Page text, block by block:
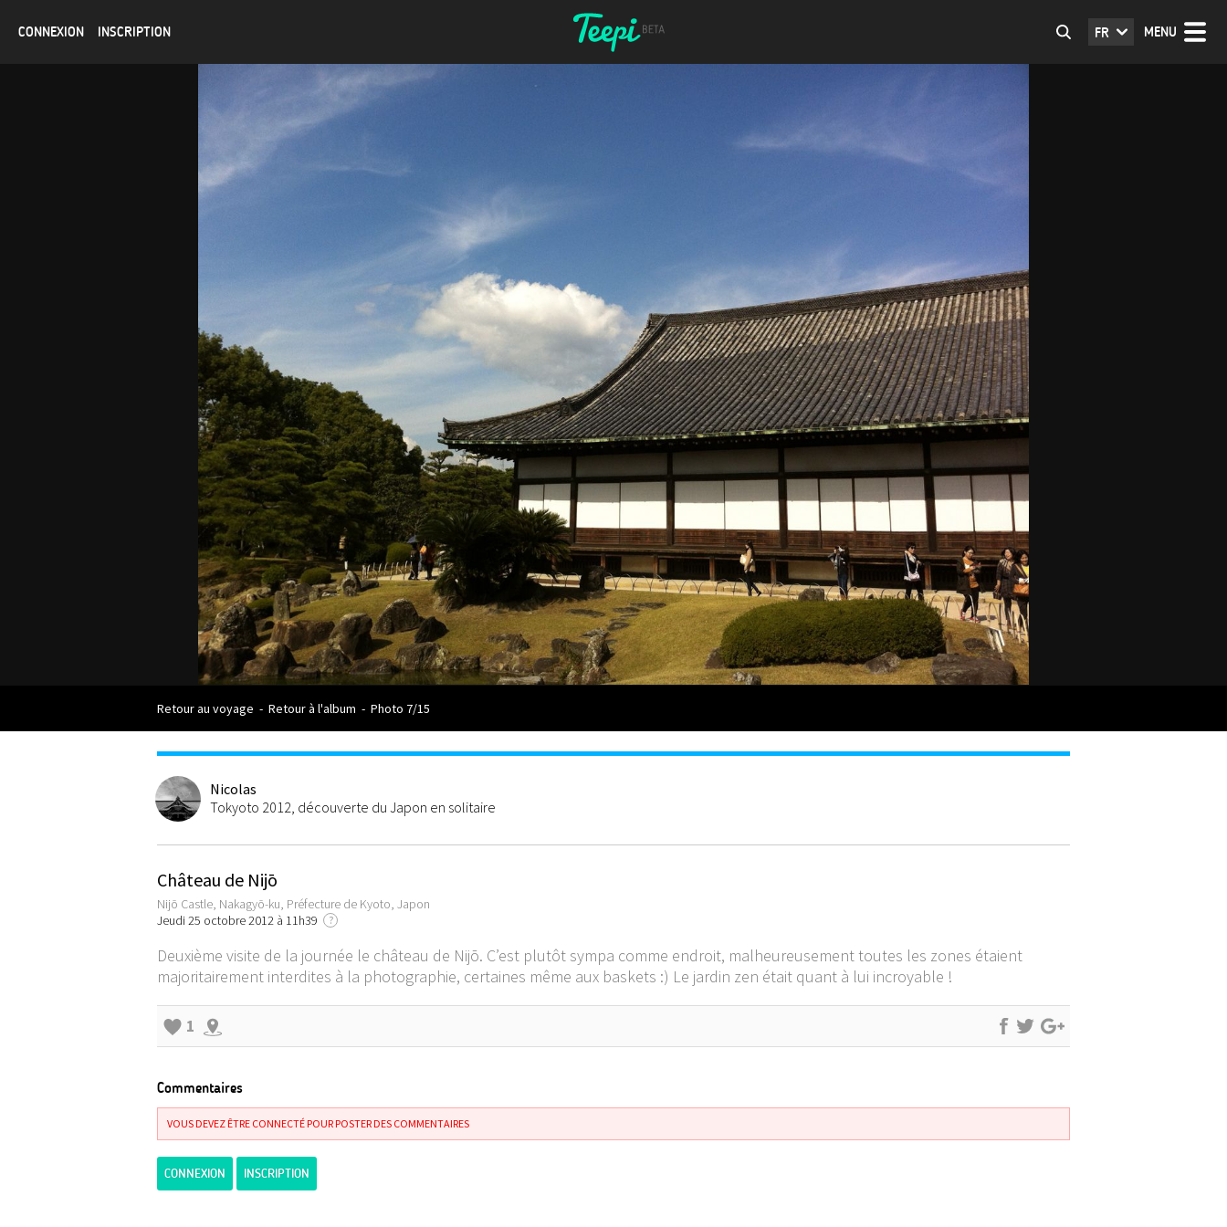
CONNEXION INSCRIPTION MENU
FR
Retour au voyage - Retour à l'album - Photo 7/15
Nicolas
Tokyoto 2012, découverte du Japon en solitaire
Château de Nijō
Nijō Castle, Nakagyō-ku, Préfecture de Kyoto, Japon
Jeudi 25 octobre 2012 à 11h39
?
Deuxième visite de la journée le château de Nijō. C’est plutôt sympa comme endroit, malheureusement toutes les zones étaient
majoritairement interdites à la photographie, certaines même aux baskets :) Le jardin zen était quant à lui incroyable !
1
Commentaires
VOUS DEVEZ ÊTRE CONNECTÉ POUR POSTER DES COMMENTAIRES
CONNEXION INSCRIPTION